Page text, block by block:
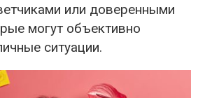
или доверенными
могут объективно
ситуации.